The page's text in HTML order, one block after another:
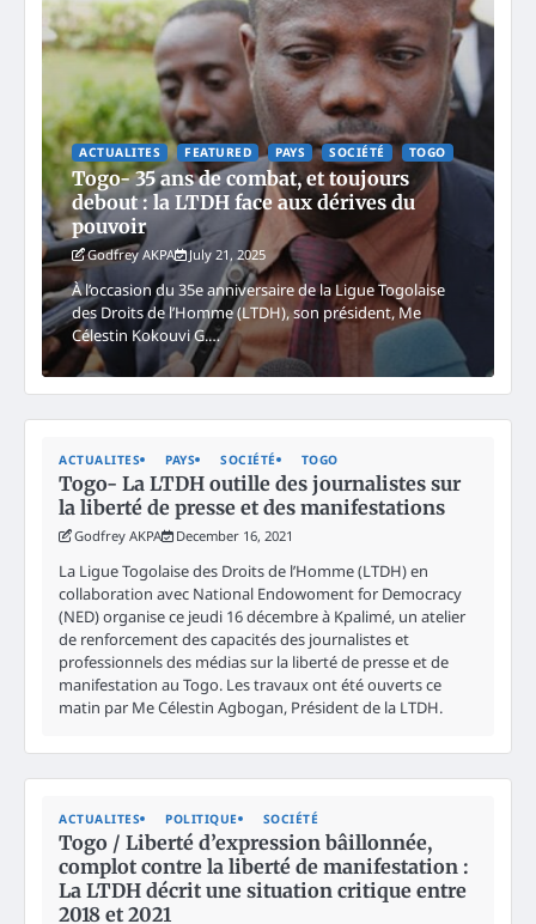
ACTUALITES FEATURED PAYS SOCIÉTÉ TOGO
Togo- 35 ans de combat, et toujours
debout : la LTDH face aux dérives du
pouvoir
Godfrey AKPA July 21, 2025
À l’occasion du 35e anniversaire de la Ligue Togolaise
des Droits de l’Homme (LTDH), son président, Me
Célestin Kokouvi G.…
ACTUALITES PAYS SOCIÉTÉ TOGO
Togo- La LTDH outille des journalistes sur
la liberté de presse et des manifestations
Godfrey AKPA December 16, 2021
La Ligue Togolaise des Droits de l’Homme (LTDH) en
collaboration avec National Endowoment for Democracy
(NED) organise ce jeudi 16 décembre à Kpalimé, un atelier
de renforcement des capacités des journalistes et
professionnels des médias sur la liberté de presse et de
manifestation au Togo. Les travaux ont été ouverts ce
matin par Me Célestin Agbogan, Président de la LTDH.
ACTUALITES POLITIQUE SOCIÉTÉ
Togo / Liberté d’expression bâillonnée,
complot contre la liberté de manifestation :
La LTDH décrit une situation critique entre
2018 et 2021